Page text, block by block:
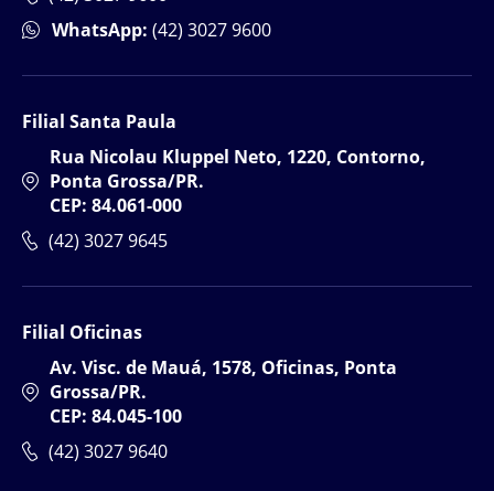
WhatsApp: (42) 3027 9600
Filial Santa Paula
Rua Nicolau Kluppel Neto, 1220, Contorno,
Ponta Grossa/PR.
CEP: 84.061-000
(42) 3027 9645
Filial Oficinas
Av. Visc. de Mauá, 1578, Oficinas, Ponta
Grossa/PR.
CEP: 84.045-100
(42) 3027 9640